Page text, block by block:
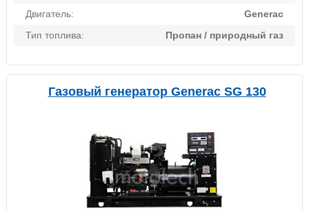
Двигатель:
Generac
Тип топлива:
Пропан / природный газ
Газовый генератор Generac SG 130